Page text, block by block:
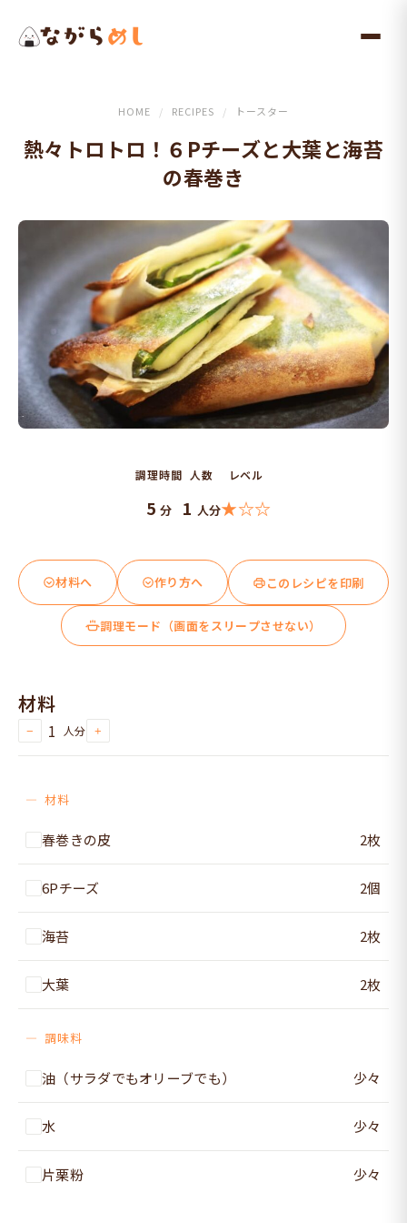
HOME / RECIPES / トースター
熱々トロトロ！６Pチーズと大葉と海苔
の春巻き
調理時間
5 分
人数
1 人分
レベル
★☆☆
材料へ 作り方へ このレシピを印刷
調理モード（画面をスリープさせない）
材料
− 1 人分 +
材料
春巻きの皮 2枚
6Pチーズ 2個
海苔 2枚
大葉 2枚
調味料
油（サラダでもオリーブでも） 少々
水 少々
片栗粉 少々